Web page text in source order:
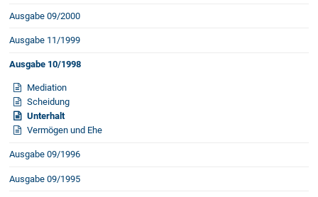
Ausgabe 09/2000
Ausgabe 11/1999
Ausgabe 10/1998
Mediation
Scheidung
Unterhalt
Vermögen und Ehe
Ausgabe 09/1996
Ausgabe 09/1995